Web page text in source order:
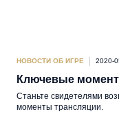
НОВОСТИ ОБ ИГРЕ 2020-
Ключевые
Станьте свидетелями
моменты трансляции.